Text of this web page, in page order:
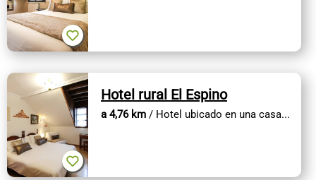
Hotel rural El Espino
a 4,76 km / Hotel ubicado en una casa...